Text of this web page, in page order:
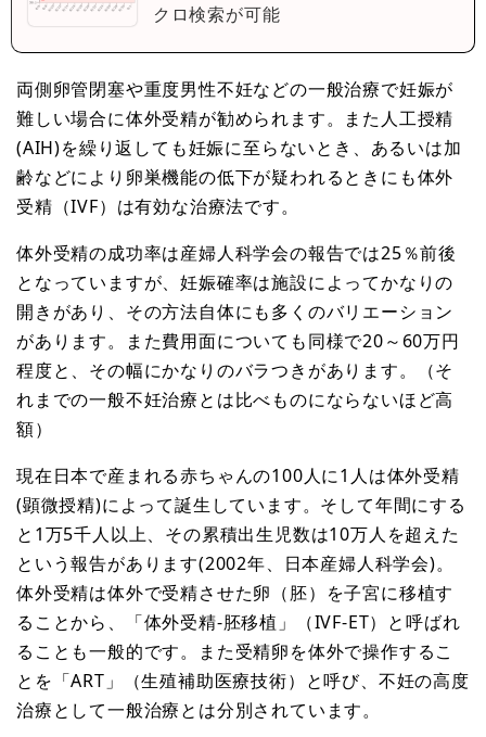
クロ検索が可能
両側卵管閉塞や重度男性不妊などの一般治療で妊娠が
難しい場合に体外受精が勧められます。また人工授精
(AIH)を繰り返しても妊娠に至らないとき、あるいは加
齢などにより卵巣機能の低下が疑われるときにも体外
受精（IVF）は有効な治療法です。
体外受精の成功率は産婦人科学会の報告では25％前後
となっていますが、妊娠確率は施設によってかなりの
開きがあり、その方法自体にも多くのバリエーション
があります。また費用面についても同様で20～60万円
程度と、その幅にかなりのバラつきがあります。（そ
れまでの一般不妊治療とは比べものにならないほど高
額）
現在日本で産まれる赤ちゃんの100人に1人は体外受精
(顕微授精)によって誕生しています。そして年間にする
と1万5千人以上、その累積出生児数は10万人を超えた
という報告があります(2002年、日本産婦人科学会)。
体外受精は体外で受精させた卵（胚）を子宮に移植す
ることから、「体外受精-胚移植」（IVF-ET）と呼ばれ
ることも一般的です。また受精卵を体外で操作するこ
とを「ART」（生殖補助医療技術）と呼び、不妊の高度
治療として一般治療とは分別されています。